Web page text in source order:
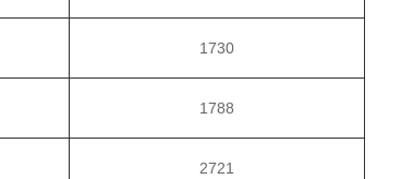
1730
1788
2721